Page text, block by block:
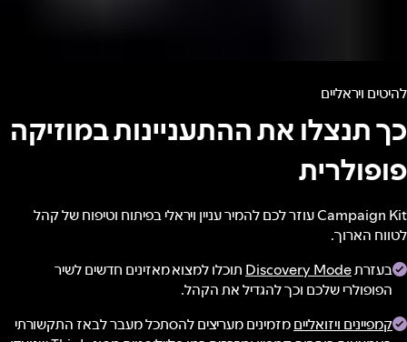
להיטים ויראליים
כך תנצלו את ההתעניינות במוזיקה
פופולרית
Campaign Kit עוזר לכם להמיר עניין ויראלי בפיתוח וטיפוח של קהל
לטווח הארוך.
בעזרתDiscovery Mode תוכלו למצוא מאזינים חדשים לשיר
הפופולרי שלכם וכך להגדיל את הקהל.
קמפיינים ויזואלייםמזמינים מעריצים להסתכל מעבר לבאז התקשורתי